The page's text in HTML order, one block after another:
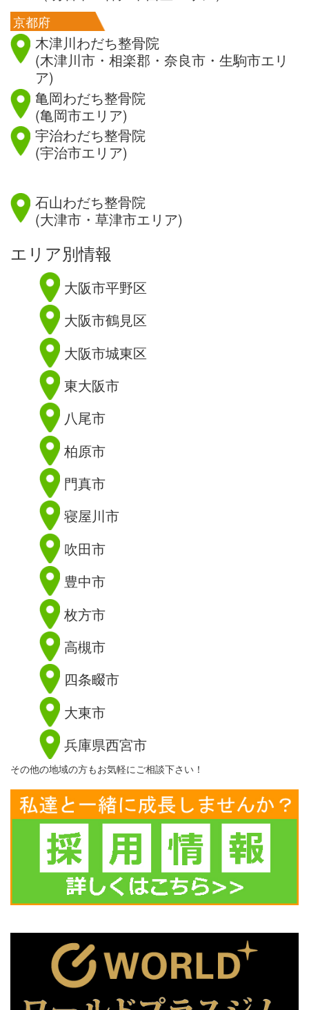
京都府
木津川わだち整骨院
(木津川市・相楽郡・奈良市・生駒市エリ
ア)
亀岡わだち整骨院
(亀岡市エリア)
宇治わだち整骨院
(宇治市エリア)
石山わだち整骨院
(大津市・草津市エリア)
エリア別情報
大阪市平野区
大阪市鶴見区
大阪市城東区
東大阪市
八尾市
柏原市
門真市
寝屋川市
吹田市
豊中市
枚方市
高槻市
四条畷市
大東市
兵庫県西宮市
その他の地域の方もお気軽にご相談下さい！